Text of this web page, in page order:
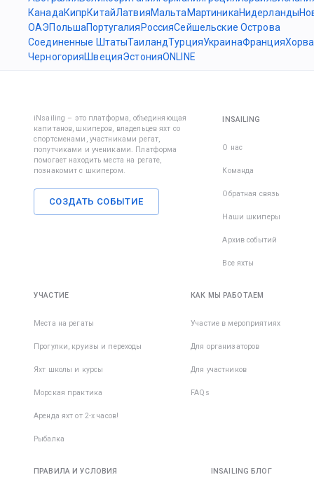
КанадаКипрКитайЛатвияМальта МартиникаНидерланды
ОАЭПольшаПортугалия РоссияСейшельские Острова
Соединенные ШтатыТаиландТурцияУкраинаФранция
ЧерногорияШвецияЭстонияONLINE
iNsailing – это платформа, объединяющая
капитанов, шкиперов, владельцев яхт со
спортсменами, участниками регат,
попутчиками и учениками. Платформа
помогает находить места на регате,
познакомит с шкипером.
СОЗДАТЬ СОБЫТИЕ
INSAILING
О нас
Команда
Обратная связь
Наши шкиперы
Архив событий
Все яхты
УЧАСТИЕ
Места на регаты
Прогулки, круизы и переходы
Яхт школы и курсы
Морская практика
Аренда яхт от 2-х часов!
Рыбалка
КАК МЫ РАБОТАЕМ
Участие в мероприятиях
Для организаторов
Для участников
FAQs
ПРАВИЛА И УСЛОВИЯ INSAILING БЛОГ